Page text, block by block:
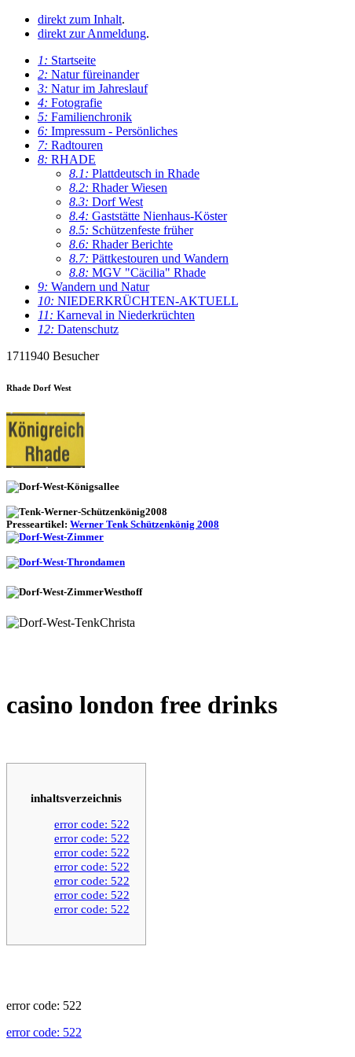
direkt zum Inhalt.
direkt zur Anmeldung.
1: Startseite
2: Natur füreinander
3: Natur im Jahreslauf
4: Fotografie
5: Familienchronik
6: Impressum - Persönliches
7: Radtouren
8: RHADE
8.1: Plattdeutsch in Rhade
8.2: Rhader Wiesen
8.3: Dorf West
8.4: Gaststätte Nienhaus-Köster
8.5: Schützenfeste früher
8.6: Rhader Berichte
8.7: Pättkestouren und Wandern
8.8: MGV "Cäcilia" Rhade
9: Wandern und Natur
10: NIEDERKRÜCHTEN-AKTUELL
11: Karneval in Niederkrüchten
12: Datenschutz
1711940 Besucher
Rhade Dorf West
Presseartikel: Werner Tenk Schützenkönig 2008
casino london free drinks
inhaltsverzeichnis
error code: 522
error code: 522
error code: 522
error code: 522
error code: 522
error code: 522
error code: 522
error code: 522
error code: 522